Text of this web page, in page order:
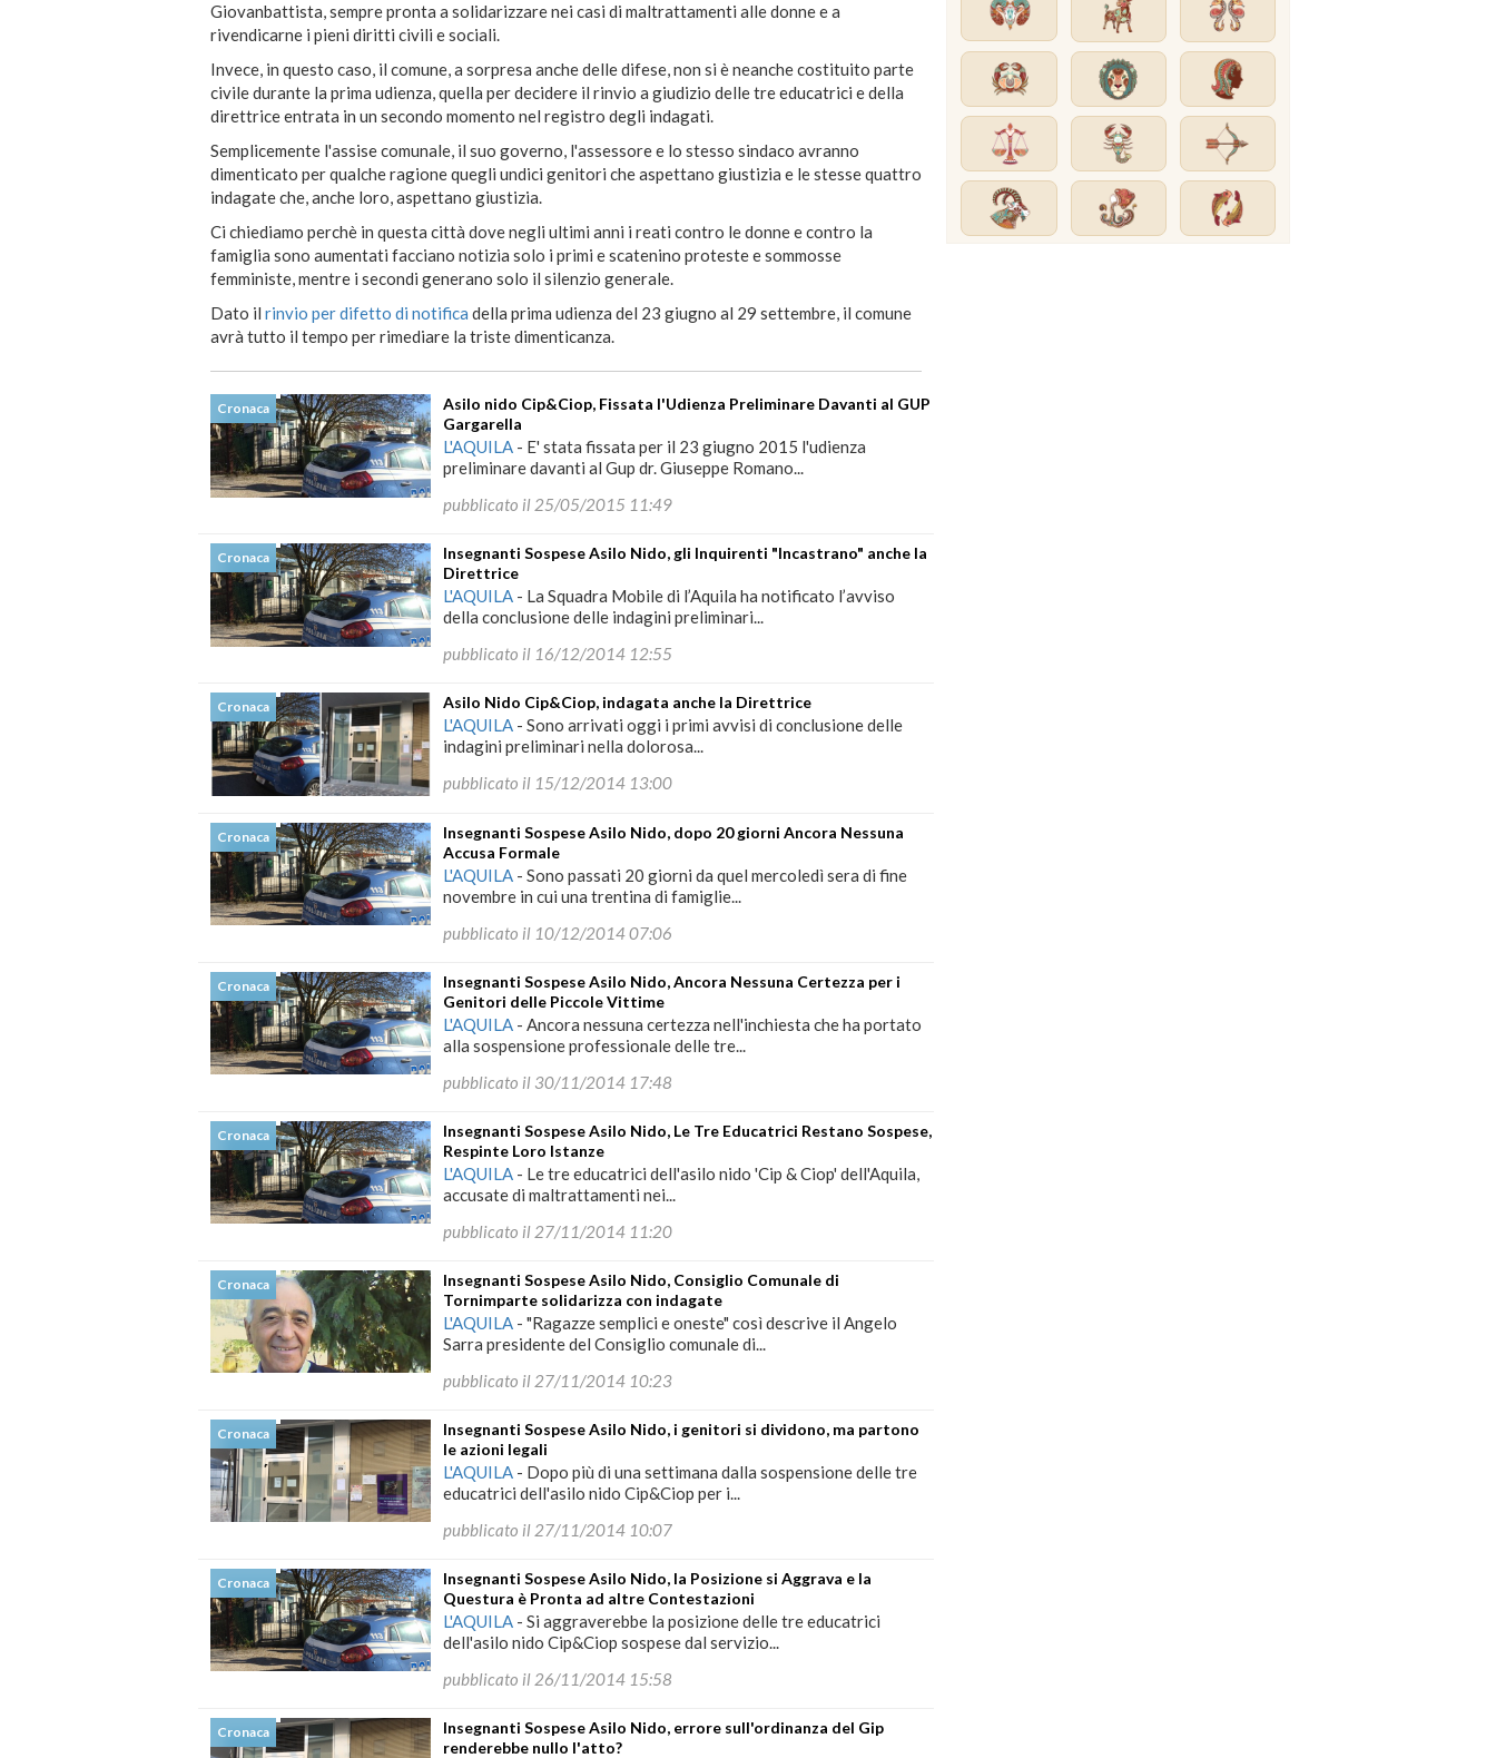
Giovanbattista, sempre pronta a solidarizzare nei casi di maltrattamenti alle donne e a
rivendicarne i pieni diritti civili e sociali.
Invece, in questo caso, il comune, a sorpresa anche delle difese, non si è neanche costituito parte
civile durante la prima udienza, quella per decidere il rinvio a giudizio delle tre educatrici e della
direttrice entrata in un secondo momento nel registro degli indagati.
Semplicemente l'assise comunale, il suo governo, l'assessore e lo stesso sindaco avranno
dimenticato per qualche ragione quegli undici genitori che aspettano giustizia e le stesse quattro
indagate che, anche loro, aspettano giustizia.
Ci chiediamo perchè in questa città dove negli ultimi anni i reati contro le donne e contro la
famiglia sono aumentati facciano notizia solo i primi e scatenino proteste e sommosse
femministe, mentre i secondi generano solo il silenzio generale.
Dato il rinvio per difetto di notifica della prima udienza del 23 giugno al 29 settembre, il comune
avrà tutto il tempo per rimediare la triste dimenticanza.
Cronaca
Asilo nido Cip&Ciop, Fissata l'Udienza Preliminare Davanti al GUP
Gargarella
L'AQUILA - E' stata fissata per il 23 giugno 2015 l'udienza
preliminare davanti al Gup dr. Giuseppe Romano...
pubblicato il 25/05/2015 11:49
Cronaca
Insegnanti Sospese Asilo Nido, gli Inquirenti "Incastrano" anche la
Direttrice
L'AQUILA - La Squadra Mobile di l’Aquila ha notificato l’avviso
della conclusione delle indagini preliminari...
pubblicato il 16/12/2014 12:55
Cronaca Asilo Nido Cip&Ciop, indagata anche la Direttrice
L'AQUILA - Sono arrivati oggi i primi avvisi di conclusione delle
indagini preliminari nella dolorosa...
pubblicato il 15/12/2014 13:00
Cronaca
Insegnanti Sospese Asilo Nido, dopo 20 giorni Ancora Nessuna
Accusa Formale
L'AQUILA - Sono passati 20 giorni da quel mercoledì sera di fine
novembre in cui una trentina di famiglie...
pubblicato il 10/12/2014 07:06
Cronaca
Insegnanti Sospese Asilo Nido, Ancora Nessuna Certezza per i
Genitori delle Piccole Vittime
L'AQUILA - Ancora nessuna certezza nell'inchiesta che ha portato
alla sospensione professionale delle tre...
pubblicato il 30/11/2014 17:48
Cronaca
Insegnanti Sospese Asilo Nido, Le Tre Educatrici Restano Sospese,
Respinte Loro Istanze
L'AQUILA - Le tre educatrici dell'asilo nido 'Cip & Ciop' dell'Aquila,
accusate di maltrattamenti nei...
pubblicato il 27/11/2014 11:20
Cronaca
Insegnanti Sospese Asilo Nido, Consiglio Comunale di
Tornimparte solidarizza con indagate
L'AQUILA - "Ragazze semplici e oneste" così descrive il Angelo
Sarra presidente del Consiglio comunale di...
pubblicato il 27/11/2014 10:23
Cronaca
Insegnanti Sospese Asilo Nido, i genitori si dividono, ma partono
le azioni legali
L'AQUILA - Dopo più di una settimana dalla sospensione delle tre
educatrici dell'asilo nido Cip&Ciop per i...
pubblicato il 27/11/2014 10:07
Cronaca
Insegnanti Sospese Asilo Nido, la Posizione si Aggrava e la
Questura è Pronta ad altre Contestazioni
L'AQUILA - Si aggraverebbe la posizione delle tre educatrici
dell'asilo nido Cip&Ciop sospese dal servizio...
pubblicato il 26/11/2014 15:58
Cronaca
Insegnanti Sospese Asilo Nido, errore sull'ordinanza del Gip
renderebbe nullo l'atto?